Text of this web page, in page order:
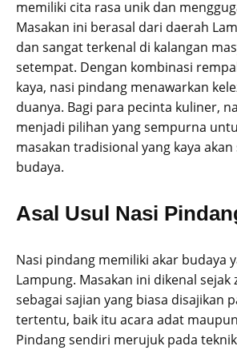
memiliki cita rasa unik dan
Masakan ini berasal dari daerah
dan sangat terkenal di kalangan
setempat. Dengan kombinasi
kaya, nasi pindang menawarkan
duanya. Bagi para pecinta kuliner,
menjadi pilihan yang sempurna
masakan tradisional yang kaya
budaya.
Asal Usul Nasi
Nasi pindang memiliki akar budaya
Lampung. Masakan ini dikenal sejak
sebagai sajian yang biasa disajikan
tertentu, baik itu acara adat
Pindang sendiri merujuk pada